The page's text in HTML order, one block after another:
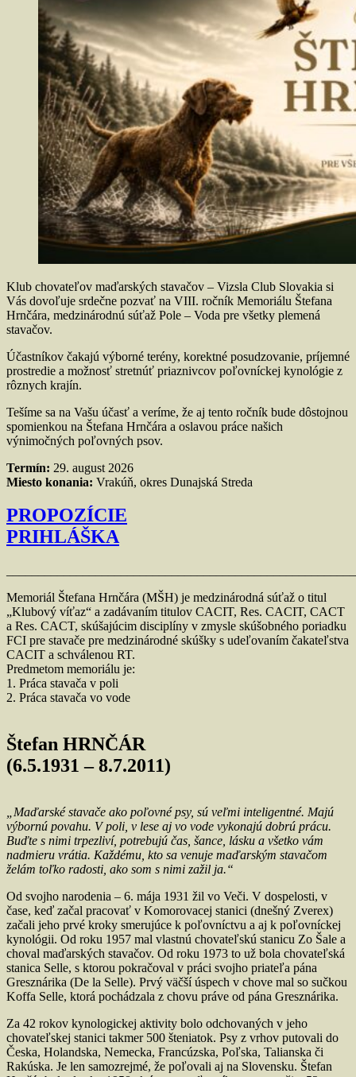
Klub chovateľov maďarských stavačov – Vizsla Club Slovakia si
Vás dovoľuje srdečne pozvať na VIII. ročník Memoriálu Štefana
Hrnčára, medzinárodnú súťaž Pole – Voda pre všetky plemená
stavačov.
Účastníkov čakajú výborné terény, korektné posudzovanie, príjemné
prostredie a možnosť stretnúť priaznivcov poľovníckej kynológie z
rôznych krajín.
Tešíme sa na Vašu účasť a veríme, že aj tento ročník bude dôstojnou
spomienkou na Štefana Hrnčára a oslavou práce našich
výnimočných poľovných psov.
Termín: 29. august 2026
Miesto konania: Vrakúň, okres Dunajská Streda
PROPOZÍCIE
PRIHLÁŠKA
Memoriál Štefana Hrnčára (MŠH) je medzinárodná súťaž o titul
„Klubový víťaz“ a zadávaním titulov CACIT, Res. CACIT, CACT
a Res. CACT, skúšajúcim disciplíny v zmysle skúšobného poriadku
FCI pre stavače pre medzinárodné skúšky s udeľovaním čakateľstva
CACIT a schválenou RT.
Predmetom memoriálu je:
1. Práca stavača v poli
2. Práca stavača vo vode
Štefan HRNČÁR
(6.5.1931 – 8.7.2011)
„Maďarské stavače ako poľovné psy, sú veľmi inteligentné. Majú
výbornú povahu. V poli, v lese aj vo vode vykonajú dobrú prácu.
Buďte s nimi trpezliví, potrebujú čas, šance, lásku a všetko vám
nadmieru vrátia. Každému, kto sa venuje maďarským stavačom
želám toľko radosti, ako som s nimi zažil ja.“
Od svojho narodenia – 6. mája 1931 žil vo Veči. V dospelosti, v
čase, keď začal pracovať v Komorovacej stanici (dnešný Zverex)
začali jeho prvé kroky smerujúce k poľovníctvu a aj k poľovníckej
kynológii. Od roku 1957 mal vlastnú chovateľskú stanicu Zo Šale a
choval maďarských stavačov. Od roku 1973 to už bola chovateľská
stanica Selle, s ktorou pokračoval v práci svojho priateľa pána
Gresznárika (De la Selle). Prvý väčší úspech v chove mal so sučkou
Koffa Selle, ktorá pochádzala z chovu práve od pána Gresznárika.
Za 42 rokov kynologickej aktivity bolo odchovaných v jeho
chovateľskej stanici takmer 500 šteniatok. Psy z vrhov putovali do
Česka, Holandska, Nemecka, Francúzska, Poľska, Talianska či
Rakúska. Je len samozrejmé, že poľovali aj na Slovensku. Štefan